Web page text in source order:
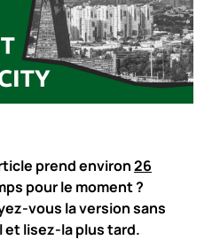
prend environ26
pour le moment ?
vous la version sans
et lisez-la plus tard.